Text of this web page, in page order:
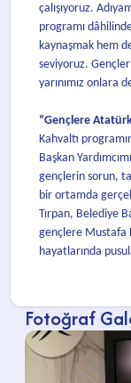
çalışıyoruz.
programı
kaynaşmak hem
seviyoruz.
yarınımız onlara
“Gençlere
Kahvaltı
Başkan
gençlerin sorun,
bir ortamda
Tırpan, Belediye
gençlere Mustafa
hayatlarında
Fotoğraf